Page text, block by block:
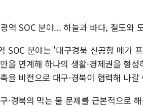
역 SOC 분야... 하늘과 바다, 철도와
SOC 분야는 '대구경북 신공항 메가
을 연계해 하나의 생활·경제권을 형
을 비전으로 대구·경북이 협력해 나갈
·경북의 먹는 물 문제를 근본적으로